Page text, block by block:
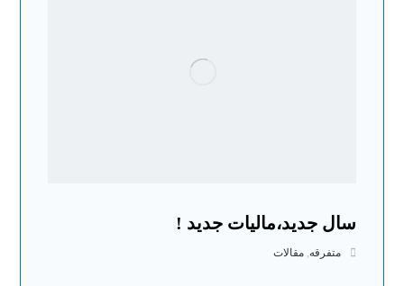
سال جدید،مالیات جدید !
متفرقه,مقالات